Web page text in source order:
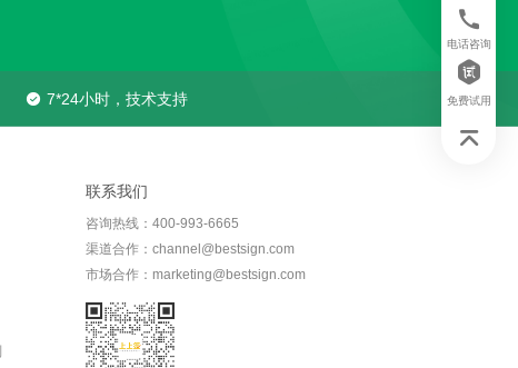
7*24小时，技术支持
联系我们
咨询热线：400-993-6665
渠道合作：channel@bestsign.com
市场合作：marketing@bestsign.com
电话咨询
免费试用